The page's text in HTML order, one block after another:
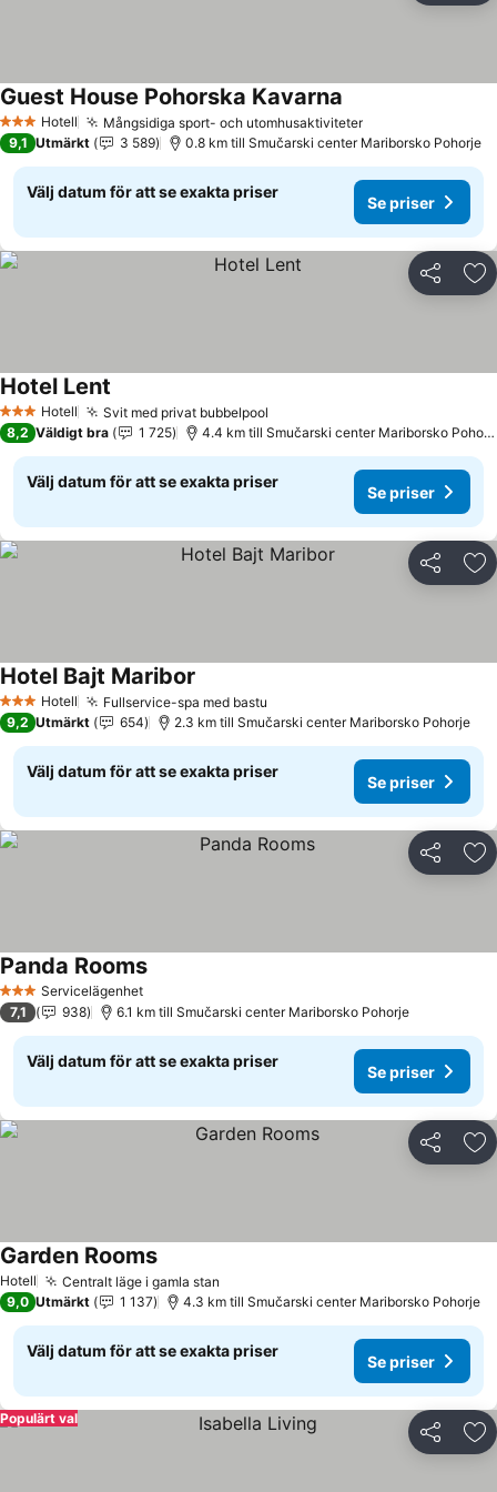
3 StjärnorHotell Mångsidiga sport- och utomhusaktiviteterSe priser
Guest House Pohorska Kavarna
9,1 Utmärkt 3 589 0.8 km till Smučarski center Mariborsko Pohorje
Välj datum för att se exakta priser
Se priser
Dela
3 StjärnorHotell Svit med privat bubbelpool
Hotel Lent
8,2 Väldigt bra 1 725 4.4 km till Smučarski center Mariborsko
Välj datum för att se exakta priser
Se priser
Dela
3 StjärnorHotell Fullservice-spa med bastu
Hotel Bajt Maribor
9,2 Utmärkt 654 2.3 km till Smučarski center Mariborsko Pohorje
Välj datum för att se exakta priser
Se priser
Dela
3 StjärnorServicelägenhet
Panda RoomsSe priser
7,1 938 6.1 km till Smučarski center Mariborsko Pohorje
Välj datum för att se exakta priser
Se priser
Dela
Hotell Centralt läge i gamla stan
Garden RoomsSe priser
9,0 Utmärkt 1 137 4.3 km till Smučarski center Mariborsko Pohorje
Välj datum för att se exakta priser
Se priser
Dela
Populärt val